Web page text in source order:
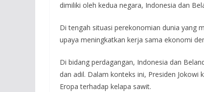
dimiliki oleh kedua negara, Indonesia dan
Di tengah situasi perekonomian dunia yang
upaya meningkatkan kerja sama ekonomi
Di bidang perdagangan, Indonesia dan
dan adil. Dalam konteks ini, Presiden
Eropa terhadap kelapa sawit.